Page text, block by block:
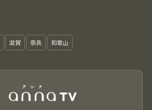
滋賀 奈良 和歌山